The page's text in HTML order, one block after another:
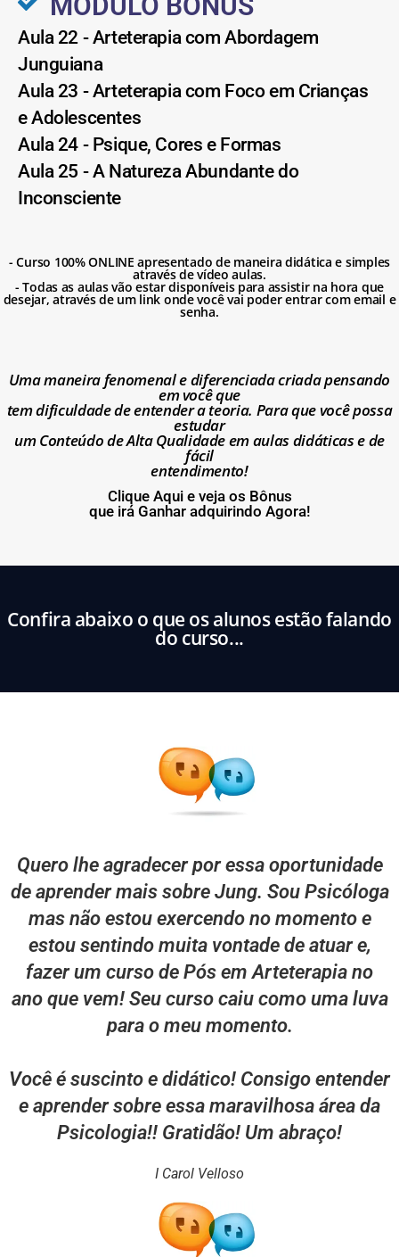
Aula 22 - Arteterapia com Abordagem
Junguiana
Aula 23 - Arteterapia com Foco em Crianças
e Adolescentes
Aula 24 - Psique, Cores e Formas
Aula 25 - A Natureza Abundante do
Inconsciente
- Curso 100% ONLINE apresentado de maneira didática e simples
através de vídeo aulas.
- Todas as aulas vão estar disponíveis para assistir na hora que
desejar, através de um link onde você vai poder entrar com email e
senha.
Uma maneira fenomenal e diferenciada criada pensando
em você que
tem dificuldade de entender a teoria. Para que você possa
estudar
um Conteúdo de Alta Qualidade em aulas didáticas e de
fácil
entendimento!
Clique Aqui e veja os Bônus
que irá Ganhar adquirindo Agora!
Confira abaixo o que os alunos estão falando
do curso...
Quero lhe agradecer por essa oportunidade
de aprender mais sobre Jung. Sou Psicóloga
mas não estou exercendo no momento e
estou sentindo muita vontade de atuar e,
fazer um curso de Pós em Arteterapia no
ano que vem! Seu curso caiu como uma luva
para o meu momento.
Você é suscinto e didático! Consigo entender
e aprender sobre essa maravilhosa área da
Psicologia!! Gratidão! Um abraço!
I Carol Velloso